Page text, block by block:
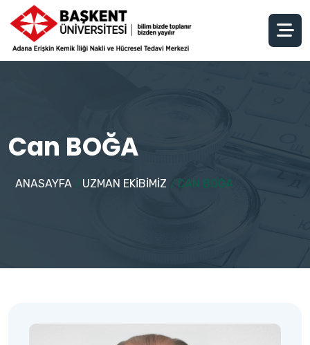
Can BOĞA
ANASAYFA / UZMAN EKİBİMİZ / CAN BOĞA